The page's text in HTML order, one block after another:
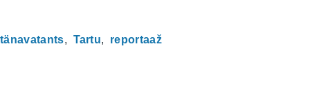
tänavatants Tartu reportaaž